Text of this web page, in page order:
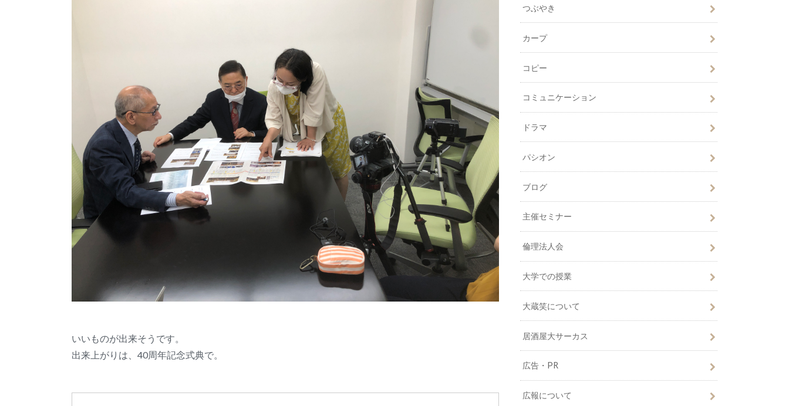
いいものが出来そうです。
出来上がりは、40周年記念式典で。
つぶやき
カープ
コピー
コミュニケーション
ドラマ
パシオン
ブログ
主催セミナー
倫理法人会
大学での授業
大蔵笑について
居酒屋大サーカス
広告・PR
広報について